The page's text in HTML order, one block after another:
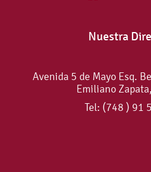
Nuestra
Avenida 5 de Mayo Esq.
Emiliano
Tel: (748 ) 91